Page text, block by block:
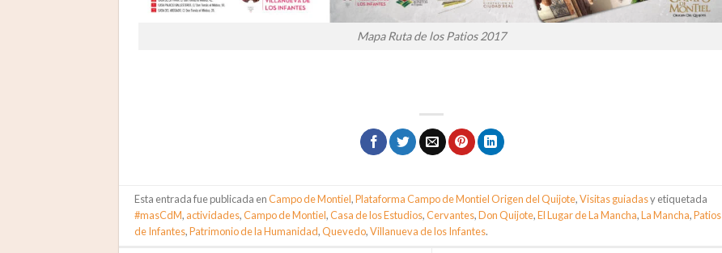
Mapa Ruta de los Patios 2017
Esta entrada fue publicada enCampo de Montiel,Plataforma Campo de Montiel Origen del Quijote,Visitas guiadasy etiquetada
#masCdM, actividades,Campo de Montiel,Casa de los Estudios,Cervantes,Don Quijote,El Lugar de La Mancha,La Mancha,Patios
de Infantes,Patrimonio de la Humanidad,Quevedo,Villanueva de los Infantes.